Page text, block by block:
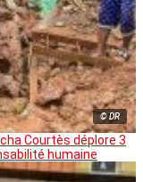
© DR
Courtès déplore 3
humaine